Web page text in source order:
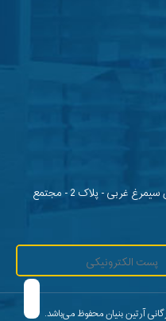
تهران - سیدخندان - جلفا نبش سیمرغ غربی - پلاک 2 - مجتمع
آرتین بنیان محفوظ می‌باشد.